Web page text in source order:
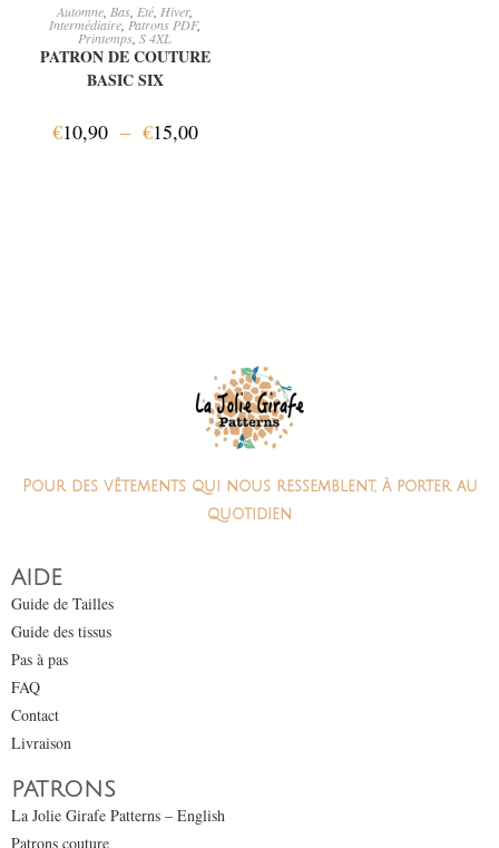
Automne Bas Eté Hiver,
Intermédiaire Patrons PDF,
Printemps S 4XL
PATRON DE COUTURE
BASIC SIX
€10,90 – €15,00
Pour des vêtements qui nous ressemblent, à porter au
quotidien
AIDE
Guide de Tailles
Guide des tissus
Pas à pas
FAQ
Contact
Livraison
PATRONS
La Jolie Girafe Patterns – English
Patrons couture